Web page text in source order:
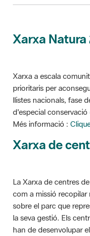
Xarxa
Xarxa a escala
prioritaris per
llistes nacionals, fase
d'especial conservació
Més informació :
Xarxa de
La Xarxa de centres
com a missió
sobre el parc que
la seva gestió. Els
han de desenvolupar